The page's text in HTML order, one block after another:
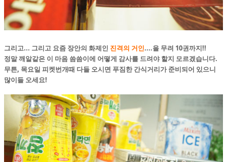
그리고... 그리고 요즘 장안의 화제인 진격의 거인....을 무려 10권까지!!
정말 깨알같은 이 마음 씀씀이에 어떻게 감사를 드려야 할지 모르겠습니다.
무튼, 목요일 피켓번개때 다들 오시면 푸짐한 간식거리가 준비되어 있으니
많이들 오세요!